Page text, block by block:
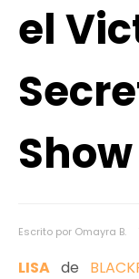
el
Escrito por Omayra B.
LISA de